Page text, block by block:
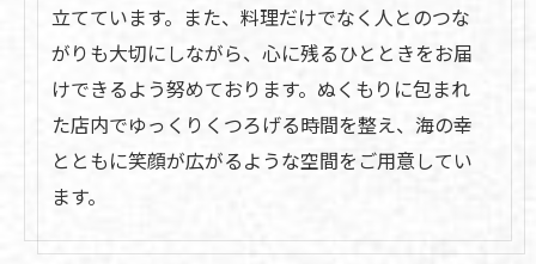
立てています。また、料理だけでなく人とのつな
がりも大切にしながら、心に残るひとときをお届
けできるよう努めております。ぬくもりに包まれ
た店内でゆっくりくつろげる時間を整え、海の幸
とともに笑顔が広がるような空間をご用意してい
ます。